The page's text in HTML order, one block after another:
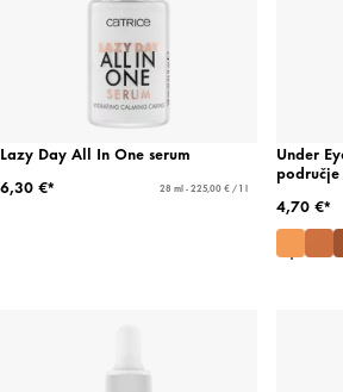
Lazy Day All In One serum
6,30 €*
28 ml - 225,00 € / 1 l
Under
4,70 €*